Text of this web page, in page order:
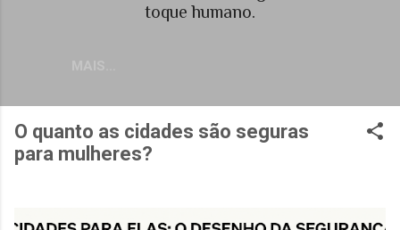
toque humano.
O quanto as cidades são seguras
para mulheres?